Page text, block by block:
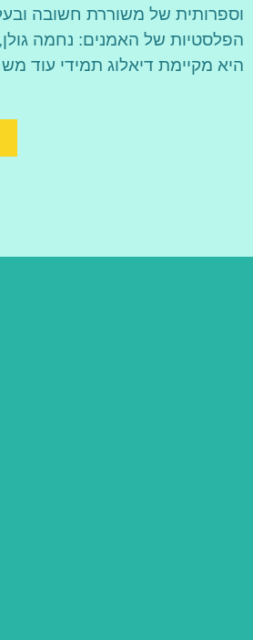
וספרותית של משוררת חשובה
הפלסטיות של האמנים: נחמה גולן,
היא מקיימת דיאלוג תמידי עוד